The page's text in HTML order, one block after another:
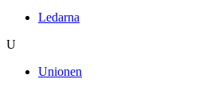
Ledarna
U
Unionen